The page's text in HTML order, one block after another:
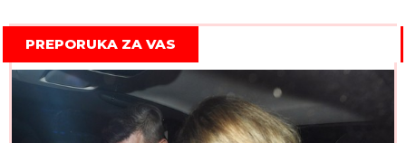
PREPORUKA ZA VAS